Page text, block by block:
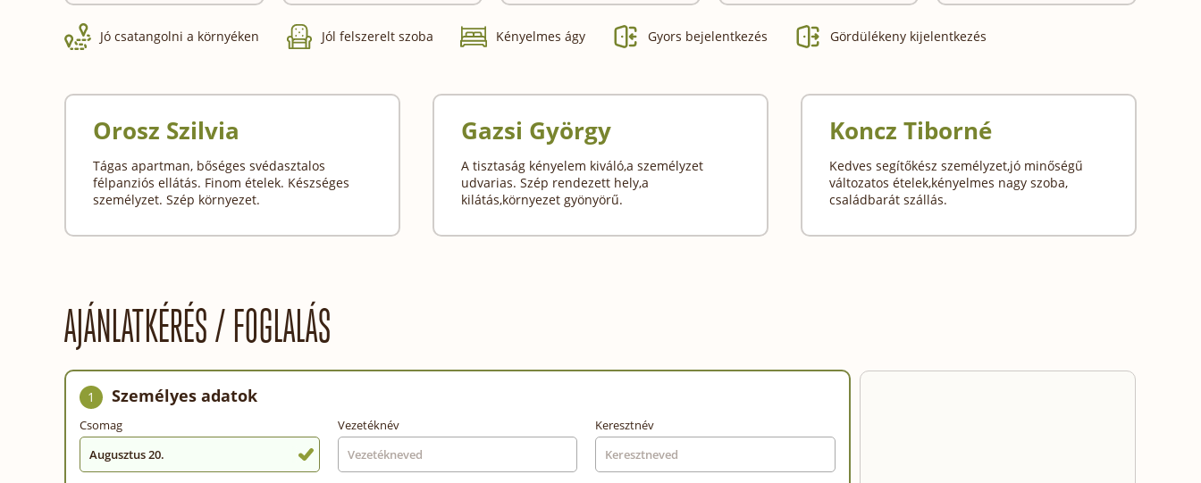
Jó csatangolni a környéken Jól felszerelt szoba Kényelmes ágy Gyors bejelentkezés Gördülékeny kijelentkezés
Orosz Szilvia
Tágas apartman, bőséges svédasztalos
félpanziós ellátás. Finom ételek. Készséges
személyzet. Szép környezet.
Gazsi György
A tisztaság kényelem kiváló,a személyzet
udvarias. Szép rendezett hely,a
kilátás,környezet gyönyörű.
Koncz Tiborné
Kedves segítőkész személyzet,jó minőségű
változatos ételek,kényelmes nagy szoba,
családbarát szállás.
AJÁNLATKÉRÉS / FOGLALÁS
1 Személyes adatok
Csomag
Augusztus 20.
Vezetéknév Keresztnév